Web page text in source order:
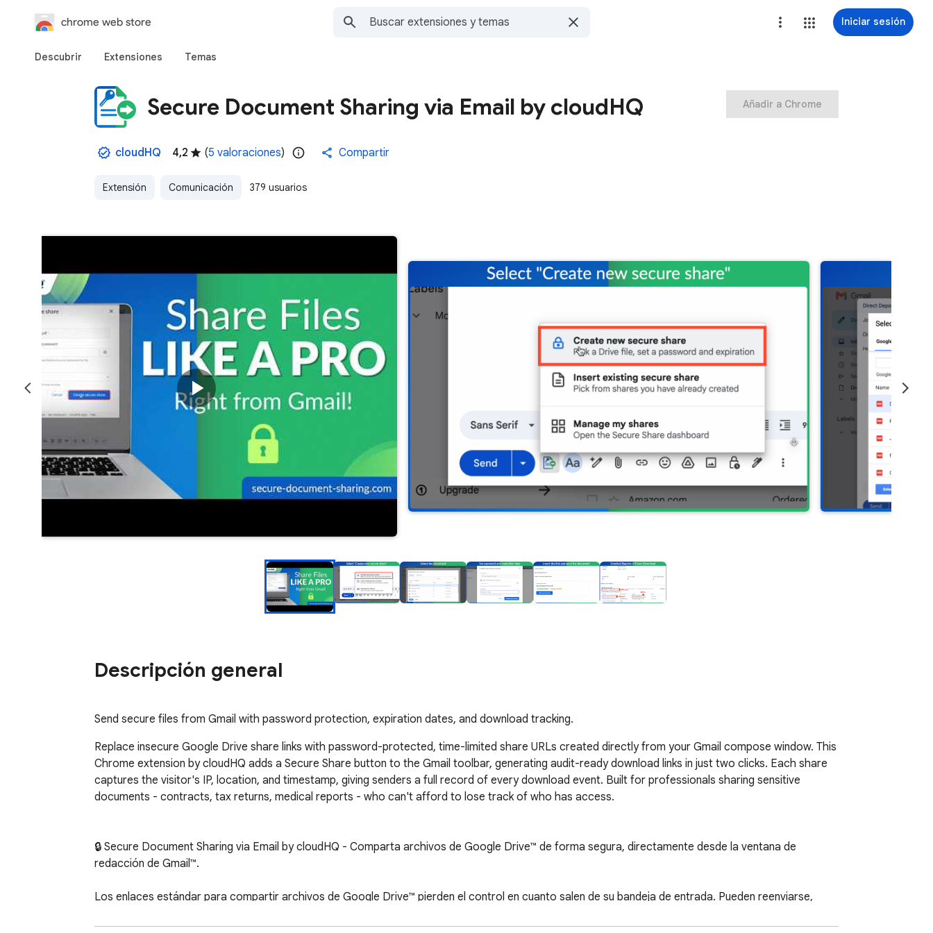
chrome web store Iniciar sesión
Descubrir Extensiones Temas
Secure Document Sharing via Email by cloudHQ
cloudHQ 4,2 (5 valoraciones) Compartir
Extensión Comunicación 379 usuarios
Añadir a Chrome
Descripción general
Send secure files from Gmail with password protection, expiration dates, and download tracking.
Replace insecure Google Drive share links with password-protected, time-limited share URLs created directly from your Gmail compose window. This
Chrome extension by cloudHQ adds a Secure Share button to the Gmail toolbar, generating audit-ready download links in just two clicks. Each share
captures the visitor's IP, location, and timestamp, giving senders a full record of every download event. Built for professionals sharing sensitive
documents - contracts, tax returns, medical reports - who can't afford to lose track of who has access.
🔒 Secure Document Sharing via Email by cloudHQ - Comparta archivos de Google Drive™ de forma segura, directamente desde la ventana de
redacción de Gmail™.
Los enlaces estándar para compartir archivos de Google Drive™ pierden el control en cuanto salen de su bandeja de entrada. Pueden reenviarse,
dónde lo hizo, ni si su contrato terminó en una bandeja de entrada equivocada.